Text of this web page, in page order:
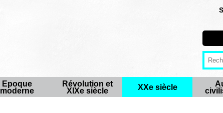
Epoque
moderne
Révolution et
XIXe siècle
XXe siècle